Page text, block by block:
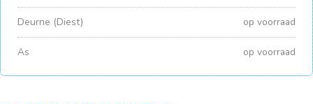
Deurne (Diest) op voorraad
As op voorraad